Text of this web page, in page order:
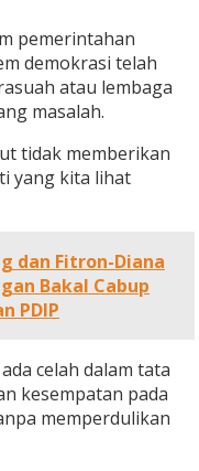
pemerintahan
demokrasi telah
atau lembaga
masalah.
tidak memberikan
yang kita lihat
dan Fitron-Diana
Bakal Cabup
PDIP
celah dalam tata
kesempatan pada
memperdulikan